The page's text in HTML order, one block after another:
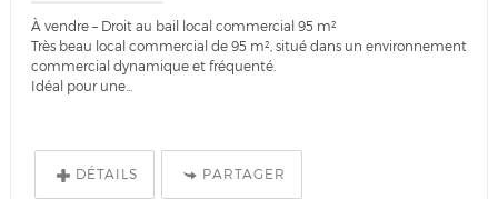
À vendre – Droit au bail local commercial 95 m²
Très beau local commercial de 95 m², situé dans un environnement
commercial dynamique et fréquenté.
Idéal pour une...
DÉTAILS PARTAGER